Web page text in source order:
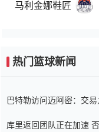
马利金娜鞋匠
热门篮球新闻
巴特勒访问迈阿密：交
库里返回团队正在加速